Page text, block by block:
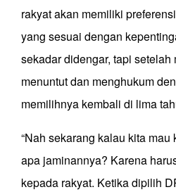
rakyat akan memiliki
yang sesuai dengan
sekadar didengar, tapi
menuntut dan menghukum
memilihnya kembali di lima
“Nah sekarang kalau kita
apa jaminannya? Karena
kepada rakyat. Ketika dipilih